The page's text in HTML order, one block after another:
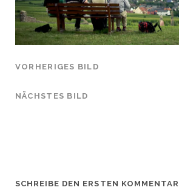
VORHERIGES BILD
NÄCHSTES BILD
SCHREIBE DEN ERSTEN KOMMENTAR